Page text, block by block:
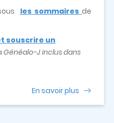
les sommaires de
souscrire un
Généalo-J inclus dans
En savoir plus